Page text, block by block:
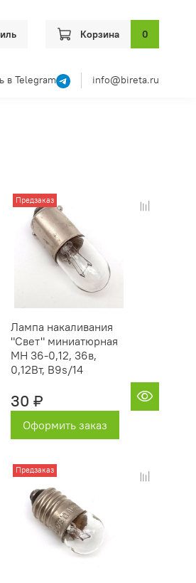
Корзина 0
в Telegram info@bireta.ru
Предзаказ
Лампа накаливания
"Свет" миниатюрная
МН 36-0,12, 36в,
0,12Вт, B9s/14
30 ₽
Оформить заказ
Предзаказ